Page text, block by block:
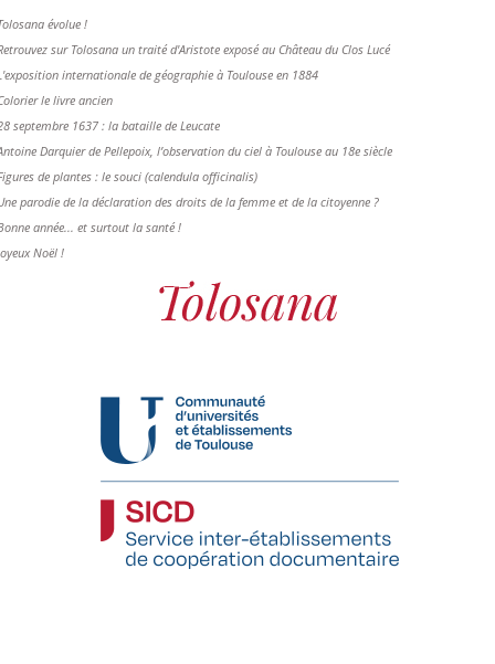
évolue !
sur Tolosana un traité d'Aristote exposé au Château du Clos Lucé
internationale de géographie à Toulouse en 1884
le livre ancien
septembre 1637 : la bataille de Leucate
Darquier de Pellepoix, l’observation du ciel à Toulouse au 18e siècle
de plantes : le souci (calendula officinalis)
parodie de la déclaration des droits de la femme et de la citoyenne ?
année... et surtout la santé !
Noël !